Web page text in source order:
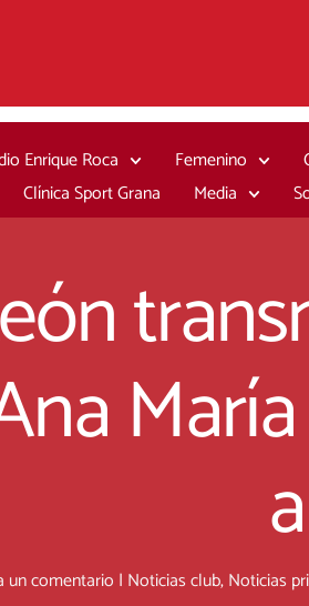
Enrique Roca Femenino
Clínica Sport Grana
Media
un comentario | Noticias club,Noticias